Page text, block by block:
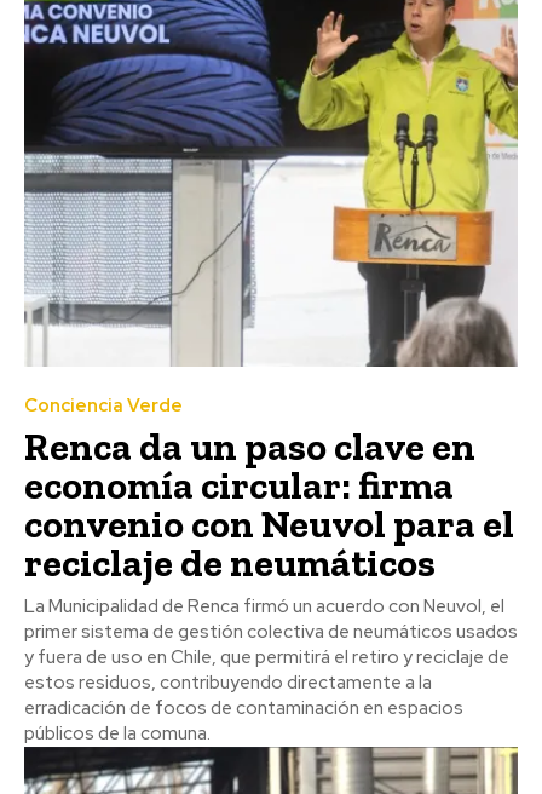
Conciencia Verde
Renca da un paso clave en
economía circular: firma
convenio con Neuvol para el
reciclaje de neumáticos
La Municipalidad de Renca firmó un acuerdo con Neuvol, el
primer sistema de gestión colectiva de neumáticos usados
y fuera de uso en Chile, que permitirá el retiro y reciclaje de
estos residuos, contribuyendo directamente a la
erradicación de focos de contaminación en espacios
públicos de la comuna.